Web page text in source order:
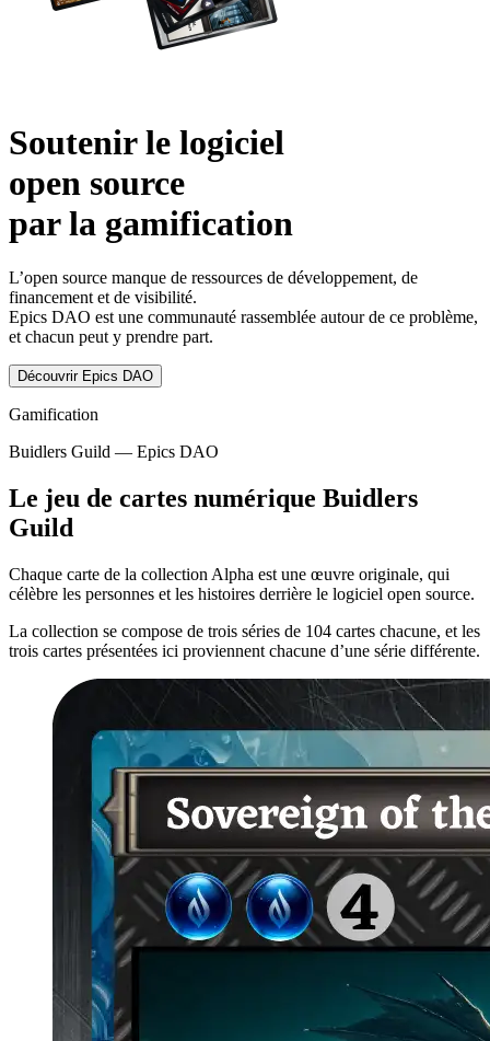
Soutenir le logiciel
open source
par la gamification
L’open source manque de ressources de développement, de
financement et de visibilité.
Epics DAO est une communauté rassemblée autour de ce problème,
et chacun peut y prendre part.
Découvrir Epics DAO
Gamification
Buidlers Guild — Epics DAO
Le jeu de cartes numérique Buidlers
Guild
Chaque carte de la collection Alpha est une œuvre originale, qui
célèbre les personnes et les histoires derrière le logiciel open source.
La collection se compose de trois séries de 104 cartes chacune, et les
trois cartes présentées ici proviennent chacune d’une série différente.